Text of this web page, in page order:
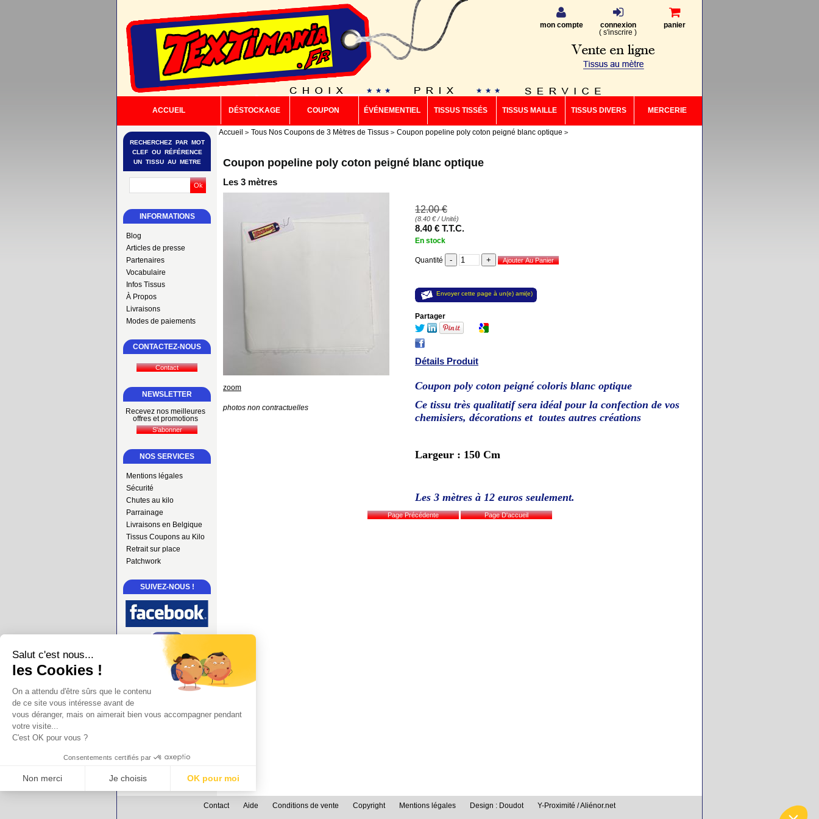
mon compte
connexion
( s'inscrire )
panier
ACCUEIL DÉSTOCKAGE COUPON ÉVÉNEMENTIEL TISSUS TISSÉS TISSUS MAILLE TISSUS DIVERS MERCERIE
INFORMATIONS
Blog
Articles de presse
Partenaires
Vocabulaire
Infos Tissus
À Propos
Livraisons
Modes de paiements
RECHERCHEZ PAR MOT
CLEF OU RÉFÉRENCE
UN TISSU AU METRE
CONTACTEZ-NOUS
NEWSLETTER
Recevez nos meilleures
offres et promotions
NOS SERVICES
Mentions légales
Sécurité
Chutes au kilo
Parrainage
Livraisons en Belgique
Tissus Coupons au Kilo
Retrait sur place
Patchwork
SUIVEZ-NOUS !
Accueil Tous Nos Coupons de 3 Mètres de Tissus Coupon popeline poly coton peigné blanc optique
Coupon popeline poly coton peigné blanc optique
Les 3 mètres
zoom
photos non contractuelles
12.00 €
(8.40 €/ Unité)
8.40 € T.T.C.
En stock
Quantité
Envoyer cette page à un(e) ami(e)
Partager
Détails Produit
Coupon poly coton peigné coloris blanc optique
Ce tissu très qualitatif sera idéal pour la confection de vos
chemisiers, décorations et toutes autres créations
Largeur : 150 Cm
Les 3 mètres à 12 euros seulement.
Contact Aide Conditions de vente Copyright Mentions légales Design : Doudot Y-Proximité / Aliénor.net
Salut c'est nous...
les Cookies !
On a attendu d'être sûrs que le contenu
de ce site vous intéresse avant de
vous déranger, mais on aimerait bien vous accompagner pendant
votre visite...
C'est OK pour vous ?
Consentements certifiés par
Non merci Je choisis OK pour moi
Plateforme de Gestion du Consentement : Personnalisez vos Options